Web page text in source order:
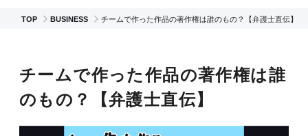
TOP BUSINESS チームで作った作品の著作権は誰のもの？【弁護士直伝】
チームで作った作品の著作権は誰
のもの？【弁護士直伝】